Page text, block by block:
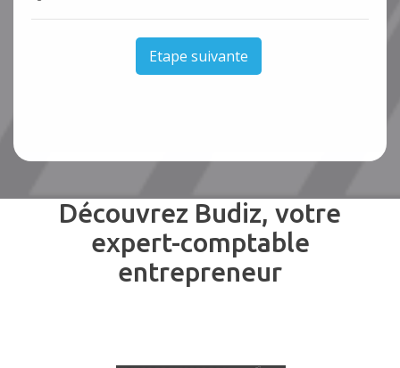
Etape suivante
Découvrez Budiz, votre
expert-comptable
entrepreneur